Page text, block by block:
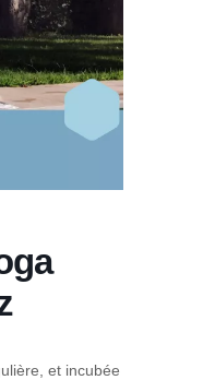
et incubée